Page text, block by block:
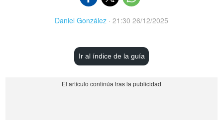
Daniel González · 21:30 26/12/2025
Ir al índice de la guía